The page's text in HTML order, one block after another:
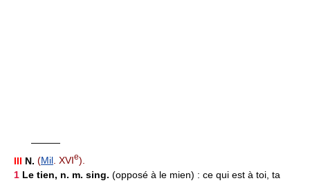
———
III N. (Mil. XVIe).
1 Le tien, n. m. sing. (opposé à le mien) : ce qui est à toi, ta